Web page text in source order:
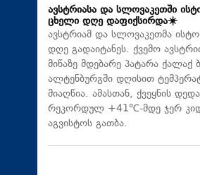
ავსტრიასა და სლოვაკეთში
ცხელი დღე დაფიქსირდა☀️
ავსტრიამ და სლოვაკეთმა
დღე გადაიტანეს. ქვემო
მიწაზე მდებარე პატარა ქალაქ
ალტენბურგში დღისით
მიაღწია. ამასთან, ქვეყნის
რეკორდულ +41℃-მდე ჯერ
აგვისტოს გათბა.